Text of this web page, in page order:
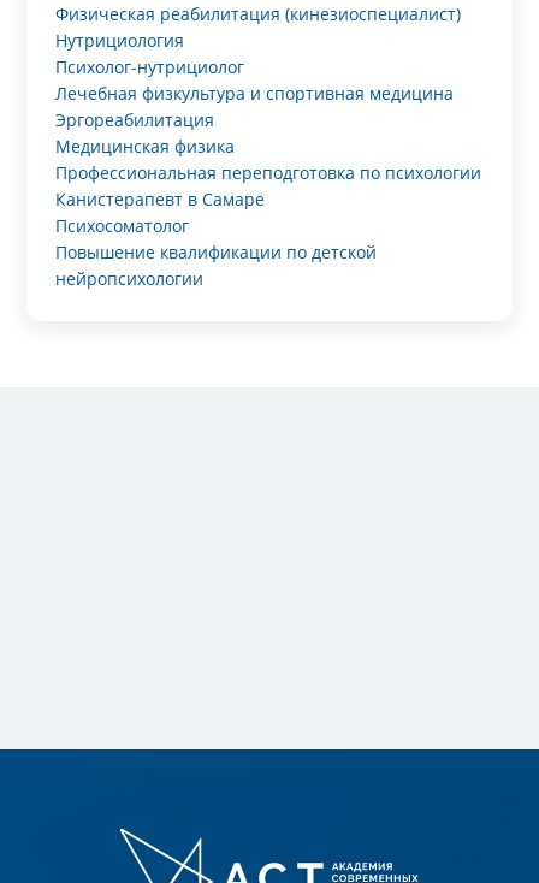
Физическая реабилитация (кинезиоспециалист)
Нутрициология
Психолог-нутрициолог
Лечебная физкультура и спортивная медицина
Эргореабилитация
Медицинская физика
Профессиональная переподготовка по психологии
Канистерапевт в Самаре
Психосоматолог
Повышение квалификации по детской
нейропсихологии